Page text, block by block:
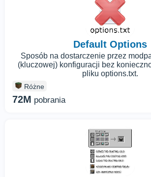
Default Options
Sposób na dostarczenie przez
(kluczowej) konfiguracji bez
pliku options.txt.
Różne
72M pobrania